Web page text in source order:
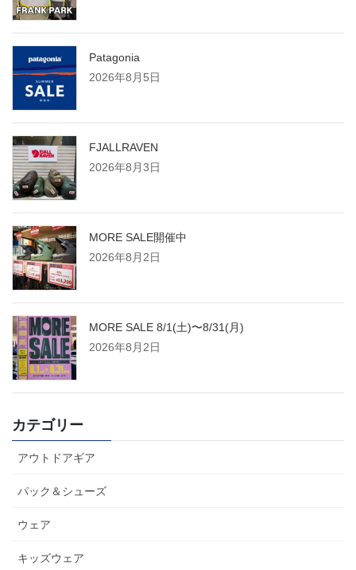
Patagonia
2026年8月5日
FJALLRAVEN
2026年8月3日
MORE SALE開催中
2026年8月2日
MORE SALE 8/1(土)〜8/31(月)
2026年8月2日
カテゴリー
アウトドアギア
パック＆シューズ
ウェア
キッズウェア